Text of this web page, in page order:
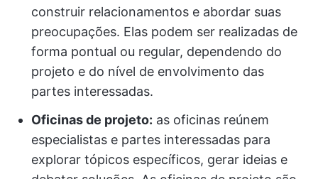
construir relacionamentos e abordar suas
preocupações. Elas podem ser realizadas de
forma pontual ou regular, dependendo do
projeto e do nível de envolvimento das
partes interessadas.
Oficinas de projeto: as oficinas reúnem
especialistas e partes interessadas para
explorar tópicos específicos, gerar ideias e